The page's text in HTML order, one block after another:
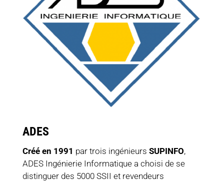
ADES
Créé en 1991 par trois ingénieurs SUPINFO,
ADES Ingénierie Informatique a choisi de se
distinguer des 5000 SSII et revendeurs